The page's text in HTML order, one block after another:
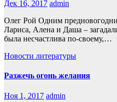
Дек 16, 2017 admin
Олег Рой Одним
Лариса, Алена и Даша –
была несчастлива по-своему,…
Новости литературы
Разжечь огонь желания
Ноя 1, 2017 admin